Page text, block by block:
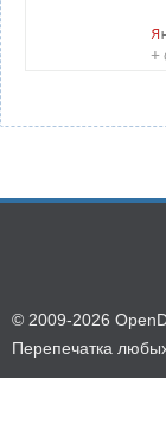
© 2009-2026
Перепечатка